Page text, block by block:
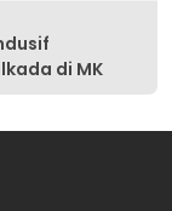
di MK